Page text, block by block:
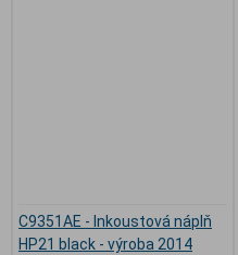
C9351AE - Inkoustová náplň
HP21 black - výroba 2014